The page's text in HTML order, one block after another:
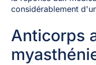
considérablement
Anticorps